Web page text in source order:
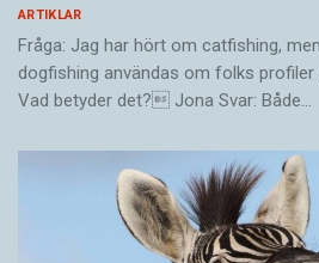
ARTIKLAR
Fråga: Jag har hört om catfishing,
dogfishing användas om folks profiler
Vad betyder det? Jona Svar: Både…